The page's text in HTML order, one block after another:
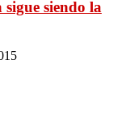
siendo la